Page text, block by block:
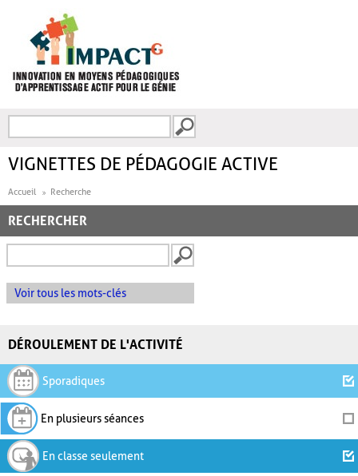
FORMULAIRE DE
VIGNETTES DE PÉDAGOGIE ACTIVE
Accueil Recherche
RECHERCHER
Voir tous les mots-clés
DÉROULEMENT DE L'ACTIVITÉ
Sporadiques
En plusieurs séances
En classe seulement